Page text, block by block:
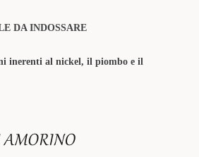
DA INDOSSARE
inerenti al nickel, il piombo e il